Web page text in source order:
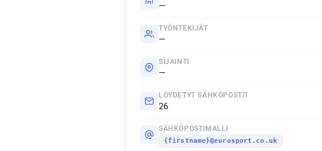
—
TYÖNTEKIJÄT
—
SIJAINTI
—
LÖYDETYT SÄHKÖPOSTIT
26
SÄHKÖPOSTIMALLI
{firstname}@eurosport.co.uk